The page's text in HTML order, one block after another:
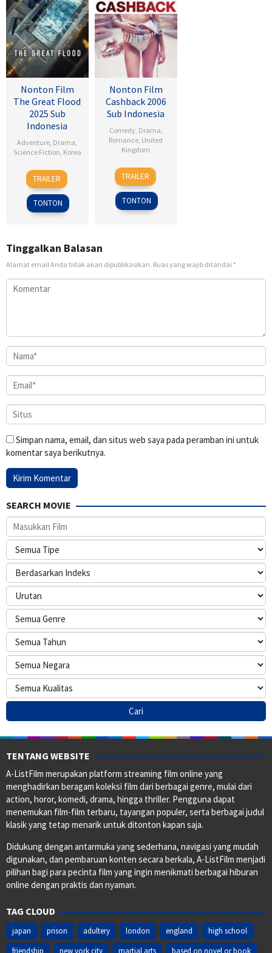
Nonton Film
The Great Flood
2025 Sub
Indonesia
Adventure, Drama,
Science Fiction, Korea
18
Sep
2025
Kim
Byung-
woo
TRAILER
TONTON
Nonton Film
Cashback 2006
Sub Indonesia
Comedy, Drama,
Romance, United
Kingdom
17
Jan
2007
Sean
Ellis
TRAILER
TONTON
Tinggalkan Balasan
Alamat email Anda tidak akan dipublikasikan. Ruas yang wajib ditandai *
Simpan nama, email, dan situs web saya pada peramban ini untuk
komentar saya berikutnya.
SEARCH MOVIE
TENTANG WEBSITE
A-ListFilm merupakan platform streaming film online yang
menghadirkan beragam koleksi film dari berbagai genre, mulai dari
action, horor, komedi, drama, hingga thriller. Pengguna dapat
menemukan film-film terbaru, tayangan populer, serta berbagai judul
klasik yang tetap menarik untuk ditonton kapan saja.
Didukung dengan antarmuka yang sederhana, navigasi yang mudah
digunakan, dan pembaruan konten secara berkala, A-ListFilm menjadi
pilihan bagi para pecinta film yang ingin menikmati berbagai hiburan
online dengan praktis dan nyaman.
TAG CLOUD
japan prison adultery london england
high school